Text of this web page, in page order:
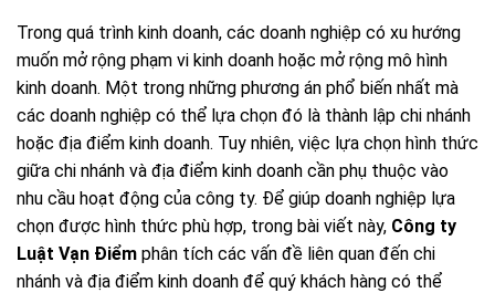
Trong quá trình kinh doanh, các doanh nghiệp có xu hướng
muốn mở rộng phạm vi kinh doanh hoặc mở rộng mô hình
kinh doanh. Một trong những phương án phổ biến nhất mà
các doanh nghiệp có thể lựa chọn đó là thành lập chi nhánh
hoặc địa điểm kinh doanh. Tuy nhiên, việc lựa chọn hình thức
giữa chi nhánh và địa điểm kinh doanh cần phụ thuộc vào
nhu cầu hoạt động của công ty. Để giúp doanh nghiệp lựa
chọn được hình thức phù hợp, trong bài viết này, Công ty
Luật Vạn Điểm phân tích các vấn đề liên quan đến chi
nhánh và địa điểm kinh doanh để quý khách hàng có thể